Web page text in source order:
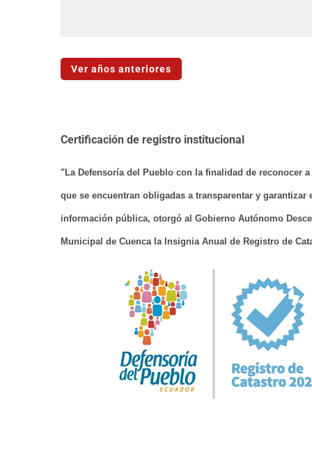
Ver años anteriores
Certificación de registro institucional
"La Defensoría del Pueblo con la finalidad de reconocer
que se encuentran obligadas a transparentar y garantizar
información pública, otorgó al Gobierno Autónomo
Municipal de Cuenca la Insignia Anual de Registro de